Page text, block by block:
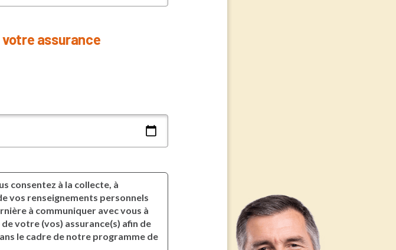
assurance
consentez à la collecte, à
vos renseignements personnels
à communiquer avec vous à
de votre (vos) assurance(s) afin de
le cadre de notre programme de